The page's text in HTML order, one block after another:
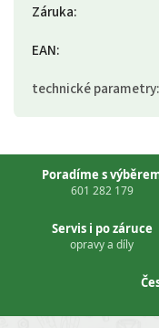
Záruka:
EAN:
technické parametry:
Poradíme s
601 282 179
Servis i po záruce
opravy a díly